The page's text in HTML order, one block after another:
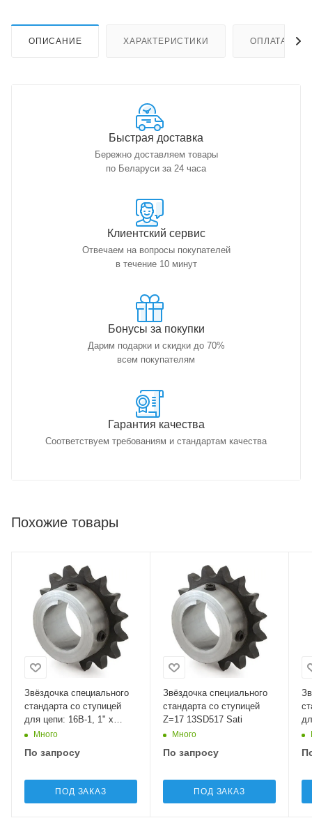
ОПИСАНИЕ ХАРАКТЕРИСТИКИ ОПЛАТА
Быстрая доставка
Бережно доставляем товары
по Беларуси за 24 часа
Клиентский сервис
Отвечаем на вопросы покупателей
в течение 10 минут
Бонусы за покупки
Дарим подарки и скидки до 70%
всем покупателям
Гарантия качества
Соответствуем требованиям и стандартам качества
Похожие товары
Звёздочка специального
стандарта со ступицей
для цепи: 16B-1, 1" x
17.02 мм, Z=11 12SC511
Много
По запросу
ПОД ЗАКАЗ
Звёздочка специального
стандарта со ступицей
Z=17 13SD517 Sati
Много
По запросу
ПОД ЗАКАЗ
3/